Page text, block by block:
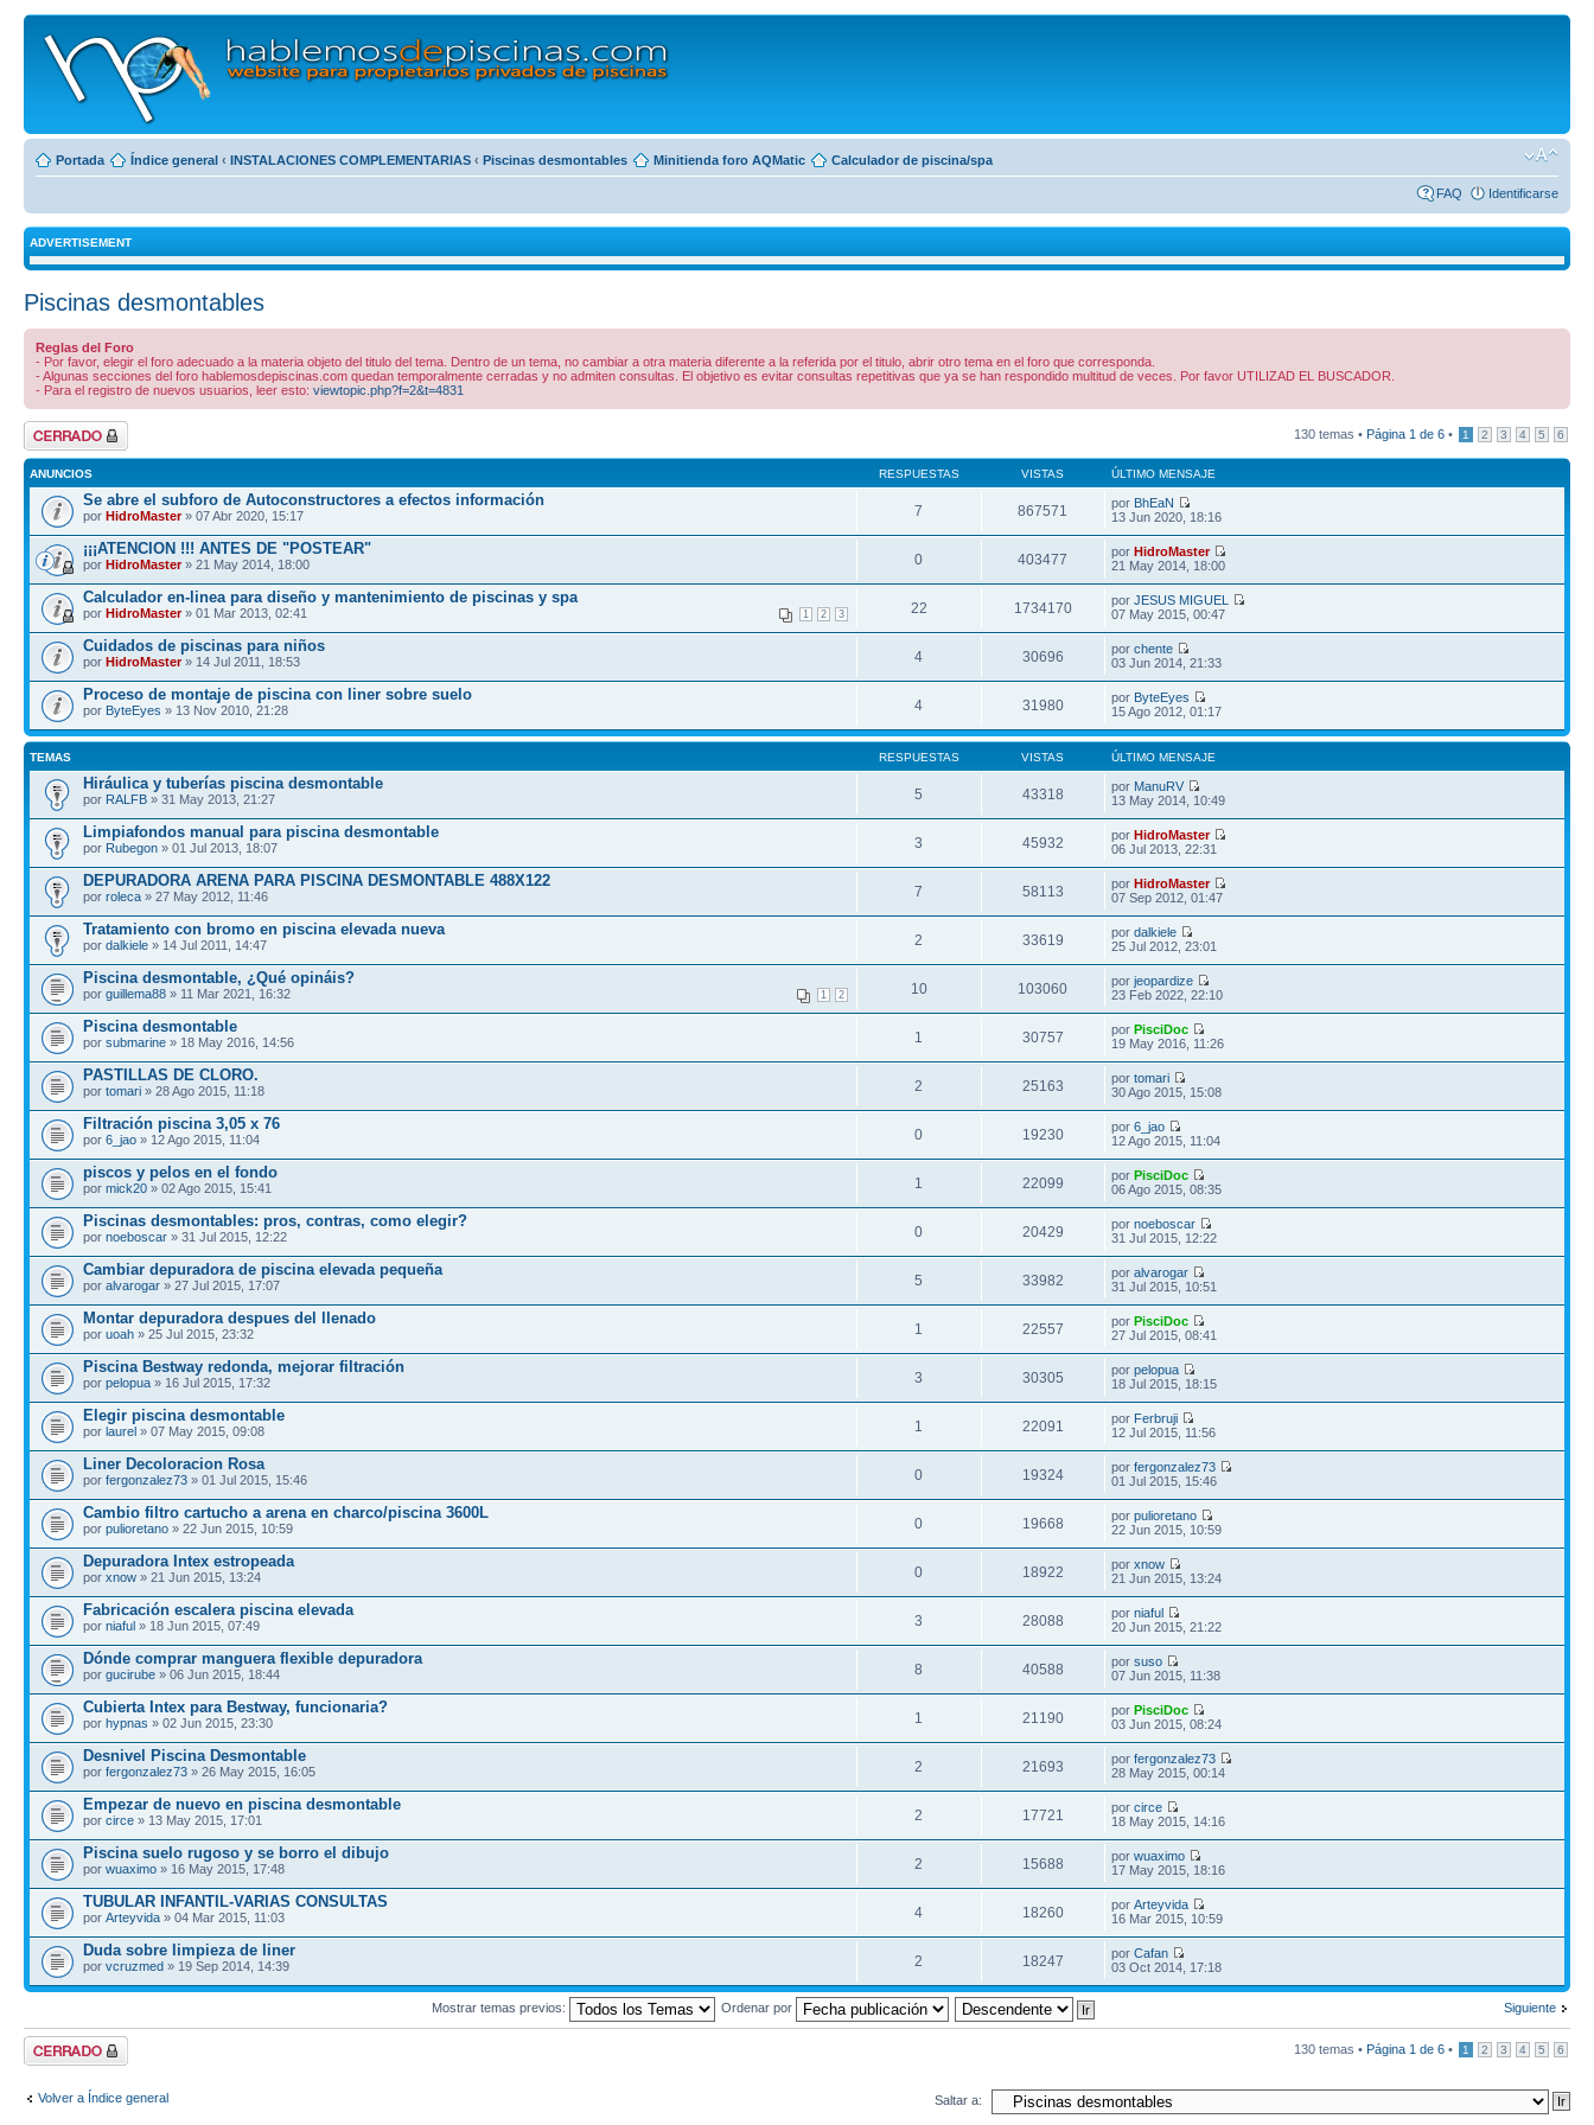
Portada Índice general ‹ INSTALACIONES COMPLEMENTARIAS ‹ Piscinas desmontables Minitienda foro AQMatic Calculador de piscina/spa
FAQ Identificarse
ADVERTISEMENT
Piscinas desmontables
Reglas del Foro
- Por favor, elegir el foro adecuado a la materia objeto del titulo del tema. Dentro de un tema, no cambiar a otra materia diferente a la referida por el titulo, abrir otro tema en el foro que corresponda.
- Algunas secciones del foro hablemosdepiscinas.com quedan temporalmente cerradas y no admiten consultas. El objetivo es evitar consultas repetitivas que ya se han respondido multitud de veces. Por favor UTILIZAD EL BUSCADOR.
- Para el registro de nuevos usuarios, leer esto: viewtopic.php?f=2&t=4831
Foro cerrado 130 temas • Página 1 de 6 • 1 2 3 4 5 6
ANUNCIOS RESPUESTAS VISTAS ÚLTIMO MENSAJE
Se abre el subforo de Autoconstructores a efectos información
por HidroMaster» 07 Abr 2020, 15:17 7 867571 por BhEaN
13 Jun 2020, 18:16
¡¡¡ATENCION !!! ANTES DE "POSTEAR"
por HidroMaster» 21 May 2014, 18:00 0 403477 porHidroMaster
21 May 2014, 18:00
Calculador en-linea para diseño y mantenimiento de piscinas y spa
1 2 3
por HidroMaster» 01 Mar 2013, 02:41 22 1734170 porJESUS MIGUEL
07 May 2015, 00:47
Cuidados de piscinas para niños
por HidroMaster» 14 Jul 2011, 18:53 4 30696 porchente
03 Jun 2014, 21:33
Proceso de montaje de piscina con liner sobre suelo
por ByteEyes » 13 Nov 2010, 21:28 4 31980 por ByteEyes
15 Ago 2012, 01:17
TEMAS RESPUESTAS VISTAS ÚLTIMO MENSAJE
Hiráulica y tuberías piscina desmontable
por RALFB » 31 May 2013, 21:27 5 43318 por ManuRV
13 May 2014, 10:49
Limpiafondos manual para piscina desmontable
por Rubegon » 01 Jul 2013, 18:07 3 45932 porHidroMaster
06 Jul 2013, 22:31
DEPURADORA ARENA PARA PISCINA DESMONTABLE 488X122
por roleca » 27 May 2012, 11:46 7 58113 porHidroMaster
07 Sep 2012, 01:47
Tratamiento con bromo en piscina elevada nueva
por dalkiele » 14 Jul 2011, 14:47 2 33619 pordalkiele
25 Jul 2012, 23:01
Piscina desmontable, ¿Qué opináis?
1 2
por guillema88 » 11 Mar 2021, 16:32 10 103060 porjeopardize
23 Feb 2022, 22:10
Piscina desmontable
por submarine » 18 May 2016, 14:56 1 30757 porPisciDoc
19 May 2016, 11:26
PASTILLAS DE CLORO.
por tomari » 28 Ago 2015, 11:18 2 25163 portomari
30 Ago 2015, 15:08
Filtración piscina 3,05 x 76
por 6_jao » 12 Ago 2015, 11:04 0 19230 por6_jao
12 Ago 2015, 11:04
piscos y pelos en el fondo
por mick20 » 02 Ago 2015, 15:41 1 22099 porPisciDoc
06 Ago 2015, 08:35
Piscinas desmontables: pros, contras, como elegir?
por noeboscar » 31 Jul 2015, 12:22 0 20429 pornoeboscar
31 Jul 2015, 12:22
Cambiar depuradora de piscina elevada pequeña
por alvarogar » 27 Jul 2015, 17:07 5 33982 poralvarogar
31 Jul 2015, 10:51
Montar depuradora despues del llenado
por uoah » 25 Jul 2015, 23:32 1 22557 porPisciDoc
27 Jul 2015, 08:41
Piscina Bestway redonda, mejorar filtración
por pelopua » 16 Jul 2015, 17:32 3 30305 porpelopua
18 Jul 2015, 18:15
Elegir piscina desmontable
por laurel » 07 May 2015, 09:08 1 22091 por Ferbruji
12 Jul 2015, 11:56
Liner Decoloracion Rosa
por fergonzalez73 » 01 Jul 2015, 15:46 0 19324 porfergonzalez73
01 Jul 2015, 15:46
Cambio filtro cartucho a arena en charco/piscina 3600L
por pulioretano » 22 Jun 2015, 10:59 0 19668 porpulioretano
22 Jun 2015, 10:59
Depuradora Intex estropeada
por xnow » 21 Jun 2015, 13:24 0 18922 porxnow
21 Jun 2015, 13:24
Fabricación escalera piscina elevada
por niaful » 18 Jun 2015, 07:49 3 28088 porniaful
20 Jun 2015, 21:22
Dónde comprar manguera flexible depuradora
por gucirube » 06 Jun 2015, 18:44 8 40588 porsuso
07 Jun 2015, 11:38
Cubierta Intex para Bestway, funcionaria?
por hypnas » 02 Jun 2015, 23:30 1 21190 porPisciDoc
03 Jun 2015, 08:24
Desnivel Piscina Desmontable
por fergonzalez73 » 26 May 2015, 16:05 2 21693 porfergonzalez73
28 May 2015, 00:14
Empezar de nuevo en piscina desmontable
por circe » 13 May 2015, 17:01 2 17721 porcirce
18 May 2015, 14:16
Piscina suelo rugoso y se borro el dibujo
por wuaximo » 16 May 2015, 17:48 2 15688 porwuaximo
17 May 2015, 18:16
TUBULAR INFANTIL-VARIAS CONSULTAS
por Arteyvida » 04 Mar 2015, 11:03 4 18260 porArteyvida
16 Mar 2015, 10:59
Duda sobre limpieza de liner
por vcruzmed » 19 Sep 2014, 14:39 2 18247 porCafan
03 Oct 2014, 17:18
Siguiente
Mostrar temas previos: Ordenar por
Foro cerrado 130 temas • Página 1 de 6 • 1 2 3 4 5 6
Volver a Índice general Saltar a: